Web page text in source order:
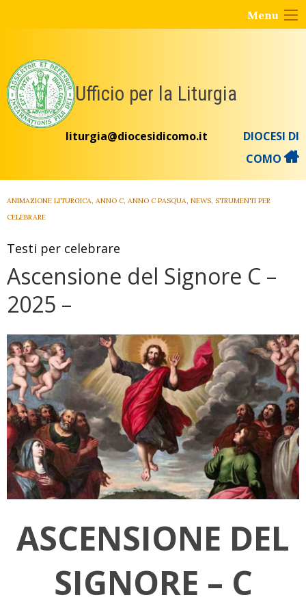
Menu
Ufficio per la Liturgia
liturgia@diocesidicomo.it
DIOCESI DI
COMO
ANIMAZIONE LITURGICA, ANNO C, ANNO C PASQUA, NEWS, STRUMENTI PER
CELEBRARE
Testi per celebrare
Ascensione del Signore C –
2025 –
ASCENSIONE DEL
SIGNORE – C